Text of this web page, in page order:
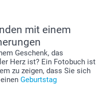
mit einem
Geschenk, das
Herz ist? Ein Fotobuch ist
zu zeigen, dass Sie sich
Geburtstag